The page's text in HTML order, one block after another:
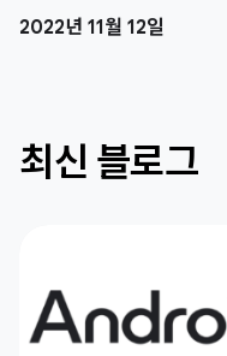
2022년 11월 12일
최신 블로그